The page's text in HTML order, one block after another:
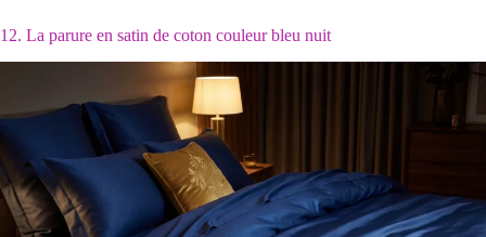
12. La parure en satin de coton couleur bleu nuit